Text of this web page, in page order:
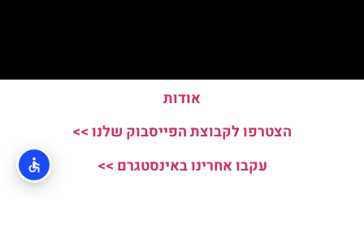
אודות
הצטרפו לקבוצת הפייסבוק שלנו >>
עקבו אחרינו באינסטגרם >>